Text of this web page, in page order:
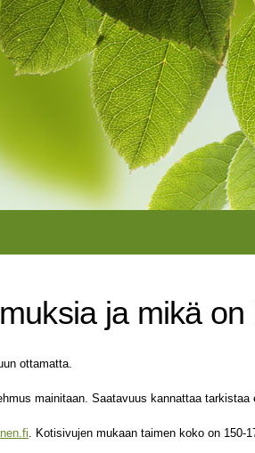
ja mikä on
ottamatta.
mainitaan. Saatavuus kannattaa tarkistaa
. Kotisivujen mukaan taimen koko on 150-